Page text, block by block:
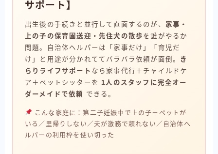
サポート】
出生後の手続きと並行して直面するのが、 家事・
上の子の保育園送迎・先住犬の散歩 を誰がやるか
問題。自治体ヘルパーは「家事だけ」「育児だ
け」と用途が分かれててバラバラ依頼が面倒。
き
らりライフサポート なら家事代行＋チャイルドケ
ア＋ペットシッターを 1人のスタッフに完全オー
ダーメイドで依頼 できる。
こんな家庭に：第二子妊娠中で上の子＋ペットが
いる／里帰りしない／夫が激務で頼れない／自治体ヘ
ルパーの利用枠を使い切った